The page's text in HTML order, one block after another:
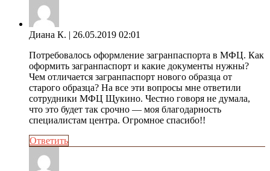
Диана К. | 26.05.2019 02:01
Потребовалось оформление загранпаспорта в МФЦ. Как
оформить загранпаспорт и какие документы нужны?
Чем отличается загранпаспорт нового образца от
старого образца? На все эти вопросы мне ответили
сотрудники МФЦ Щукино. Честно говоря не думала,
что это будет так срочно — моя благодарность
специалистам центра. Огромное спасибо!!
Ответить